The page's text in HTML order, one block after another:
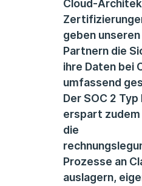
Cloud-
geben unseren
Partnern die
ihre Daten bei
umfassend
Der SOC 2
erspart
die
Prozesse an
auslagern,